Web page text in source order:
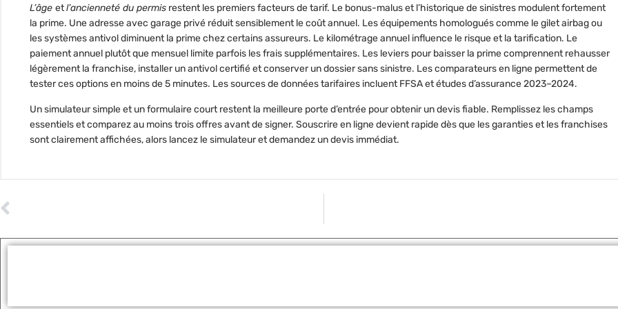
L’âge etl’ancienneté du permis restent les premiers facteurs de tarif. Le bonus-malus et l’historique de sinistres modulent fortement
la prime. Une adresse avec garage privé réduit sensiblement le coût annuel. Les équipements homologués comme le gilet airbag ou
les systèmes antivol diminuent la prime chez certains assureurs. Le kilométrage annuel influence le risque et la tarification. Le
paiement annuel plutôt que mensuel limite parfois les frais supplémentaires. Les leviers pour baisser la prime comprennent rehausser
légèrement la franchise, installer un antivol certifié et conserver un dossier sans sinistre. Les comparateurs en ligne permettent de
tester ces options en moins de 5 minutes. Les sources de données tarifaires incluent FFSA et études d’assurance 2023–2024.
Un simulateur simple et un formulaire court restent la meilleure porte d’entrée pour obtenir un devis fiable. Remplissez les champs
essentiels et comparez au moins trois offres avant de signer. Souscrire en ligne devient rapide dès que les garanties et les franchises
sont clairement affichées, alors lancez le simulateur et demandez un devis immédiat.